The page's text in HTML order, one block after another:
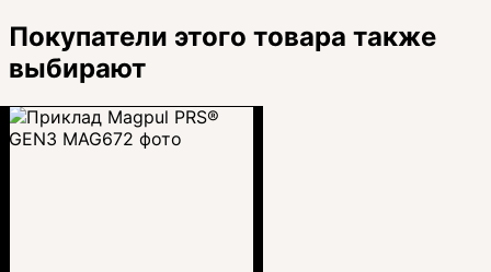
Покупатели этого товара также
выбирают